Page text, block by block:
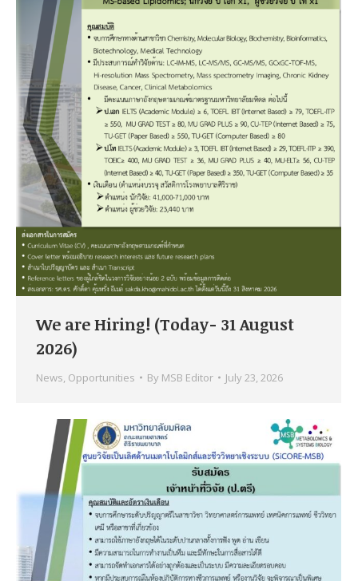
We are Hiring! (Today- 31 August
2026)
News, Opportunities By MSB Editor July 23, 2026